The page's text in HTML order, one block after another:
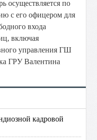
осуществляется по
с его офицером для
входа
включая
управления ГШ
ГРУ Валентина
кадровой